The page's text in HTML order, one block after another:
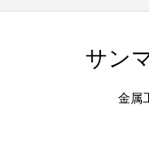
サン
金属